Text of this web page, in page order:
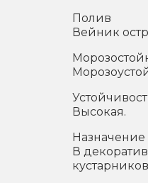
Полив
Вейник
Высокая.
Назначение
В